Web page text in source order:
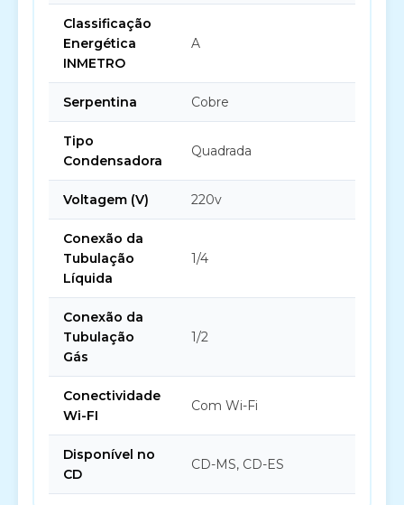
Classificação
Energética
INMETRO
A
Serpentina Cobre
Tipo
Condensadora
Quadrada
Voltagem (V) 220v
Conexão da
Tubulação
Líquida
1/4
Conexão da
Tubulação
Gás
1/2
Conectividade
Wi-FI
Com Wi-Fi
Disponível no
CD
CD-MS, CD-ES